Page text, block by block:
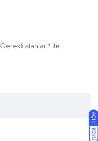
AÇIK
KOYU
Gerekli alanlar * ile